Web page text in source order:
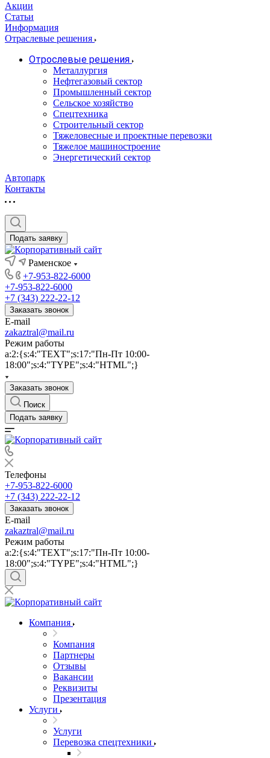
Акции
Статьи
Информация
Отраслевые решения
Отрослевые решения
Металлургия
Нефтегазовый сектор
Промышленный сектор
Сельское хозяйство
Спецтехника
Строительный сектор
Тяжеловесные и проектные перевозки
Тяжелое машиностроение
Энергетический сектор
Автопарк
Контакты
Подать заявку
Раменское
+7-953-822-6000
+7-953-822-6000
+7 (343) 222-22-12
Заказать звонок
E-mail
zakaztral@mail.ru
Режим работы
a:2:{s:4:"TEXT";s:17:"Пн-Пт 10:00-
18:00";s:4:"TYPE";s:4:"HTML";}
Заказать звонок
Поиск
Подать заявку
Телефоны
+7-953-822-6000
+7 (343) 222-22-12
Заказать звонок
E-mail
zakaztral@mail.ru
Режим работы
a:2:{s:4:"TEXT";s:17:"Пн-Пт 10:00-
18:00";s:4:"TYPE";s:4:"HTML";}
Компания
Компания
Партнеры
Отзывы
Вакансии
Реквизиты
Презентация
Услуги
Услуги
Перевозка спецтехники